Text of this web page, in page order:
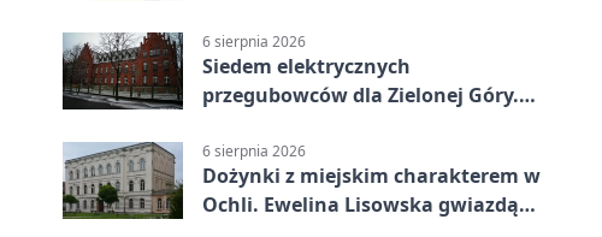
6 sierpnia 2026
Siedem elektrycznych
przegubowców dla Zielonej Góry.
6 sierpnia 2026
Dożynki z miejskim charakterem w
Ochli. Ewelina Lisowska gwiazdą